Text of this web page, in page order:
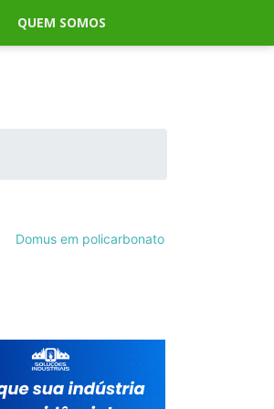
QUEM SOMOS
Domus em policarbonato